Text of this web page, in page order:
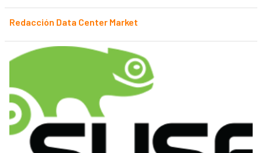
Redacción Data Center Market